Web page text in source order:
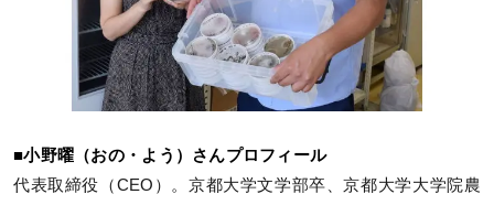
■小野曜（おの・よう）さんプロフィール
代表取締役（CEO）。京都大学文学部卒、京都大学大学院農